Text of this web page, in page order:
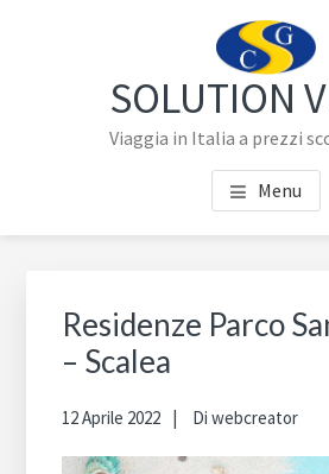
SOLUTION
Viaggia in Italia a prezzi
Menu
Residenze Parco
– Scalea
12 Aprile 2022 Diwebcreator